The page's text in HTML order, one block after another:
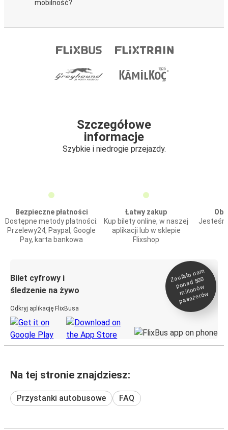
mobilność?
Szczegółowe
informacje
Szybkie i niedrogie przejazdy.
Bezpieczne płatności
Dostępne metody płatności:
Przelewy24, Paypal, Google
Pay, karta bankowa
Łatwy zakup
Kup bilety online, w naszej
aplikacji lub w sklepie
Flixshop
Bilet cyfrowy i
śledzenie na żywo
Odkryj aplikację FlixBusa
Zaufało na
m
ponad 500
milionó
w
pasażeró
w
Na tej stronie znajdziesz:
Przystanki autobusowe FAQ